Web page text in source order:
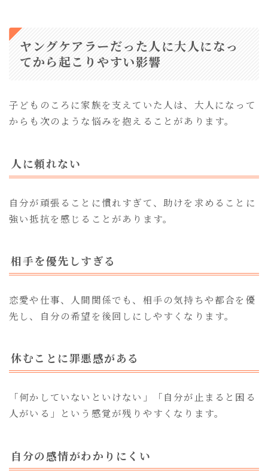
ヤングケアラーだった人に大人になっ
てから起こりやすい影響
子どものころに家族を支えていた人は、大人になって
からも次のような悩みを抱えることがあります。
人に頼れない
自分が頑張ることに慣れすぎて、助けを求めることに
強い抵抗を感じることがあります。
相手を優先しすぎる
恋愛や仕事、人間関係でも、相手の気持ちや都合を優
先し、自分の希望を後回しにしやすくなります。
休むことに罪悪感がある
「何かしていないといけない」「自分が止まると困る
人がいる」という感覚が残りやすくなります。
自分の感情がわかりにくい